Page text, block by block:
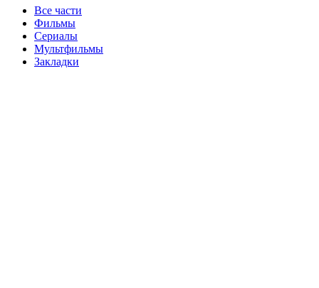
Все части
Фильмы
Сериалы
Мультфильмы
Закладки